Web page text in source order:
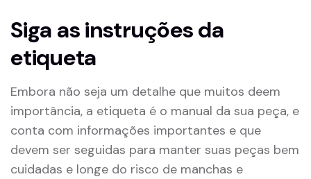
Siga as instruções da
etiqueta
Embora não seja um detalhe que muitos deem
importância, a etiqueta é o manual da sua peça, e
conta com informações importantes e que
devem ser seguidas para manter suas peças bem
cuidadas e longe do risco de manchas e